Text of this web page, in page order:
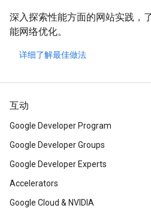
深入探索性能方面的网站实践，
能网络优化。
详细了解最佳做法
互动
Google Developer Program
Google Developer Groups
Google Developer Experts
Accelerators
Google Cloud & NVIDIA